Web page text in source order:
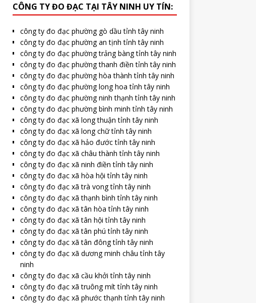
CÔNG TY ĐO ĐẠC TẠI TÂY NINH UY TÍN:
công ty đo đạc phường gò dầu tỉnh tây ninh
công ty đo đạc phường an tịnh tỉnh tây ninh
công ty đo đạc phường trảng bàng tỉnh tây ninh
công ty đo đạc phường thanh điền tỉnh tây ninh
công ty đo đạc phường hòa thành tỉnh tây ninh
công ty đo đạc phường long hoa tỉnh tây ninh
công ty đo đạc phường ninh thạnh tỉnh tây ninh
công ty đo đạc phường bình minh tỉnh tây ninh
công ty đo đạc xã long thuận tỉnh tây ninh
công ty đo đạc xã long chữ tỉnh tây ninh
công ty đo đạc xã hảo đước tỉnh tây ninh
công ty đo đạc xã châu thành tỉnh tây ninh
công ty đo đạc xã ninh điền tỉnh tây ninh
công ty đo đạc xã hòa hội tỉnh tây ninh
công ty đo đạc xã trà vong tỉnh tây ninh
công ty đo đạc xã thạnh bình tỉnh tây ninh
công ty đo đạc xã tân hòa tỉnh tây ninh
công ty đo đạc xã tân hội tỉnh tây ninh
công ty đo đạc xã tân phú tỉnh tây ninh
công ty đo đạc xã tân đông tỉnh tây ninh
công ty đo đạc xã dương minh châu tỉnh tây
ninh
công ty đo đạc xã cầu khởi tỉnh tây ninh
công ty đo đạc xã truông mít tỉnh tây ninh
công ty đo đạc xã phước thạnh tỉnh tây ninh